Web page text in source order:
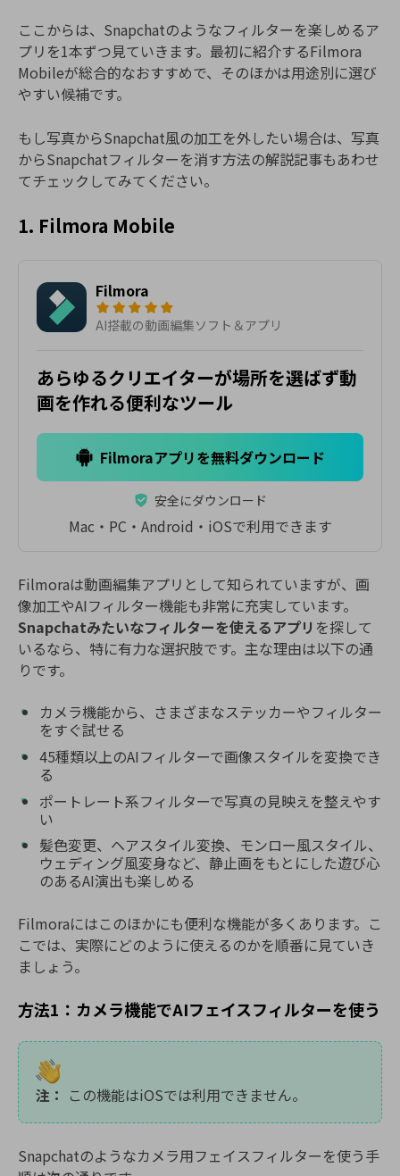
ここからは、Snapchatのようなフィルターを楽しめるア
プリを1本ずつ見ていきます。最初に紹介するFilmora
Mobileが総合的なおすすめで、そのほかは用途別に選び
やすい候補です。
もし写真からSnapchat風の加工を外したい場合は、写真
からSnapchatフィルターを消す方法の解説記事もあわせ
てチェックしてみてください。
1. Filmora Mobile
Filmora
AI搭載の動画編集ソフト＆アプリ
あらゆるクリエイターが場所を選ばず動
画を作れる便利なツール
Filmoraアプリを無料ダウンロード
安全にダウンロード
Mac・PC・Android・iOSで利用できます
Filmoraは動画編集アプリとして知られていますが、画
像加工やAIフィルター機能も非常に充実しています。
Snapchatみたいなフィルターを使えるアプリ を探して
いるなら、特に有力な選択肢です。主な理由は以下の通
りです。
カメラ機能から、さまざまなステッカーやフィルター
をすぐ試せる
45種類以上のAIフィルターで画像スタイルを変換でき
る
ポートレート系フィルターで写真の見映えを整えやす
い
髪色変更、ヘアスタイル変換、モンロー風スタイル、
ウェディング風変身など、静止画をもとにした遊び心
のあるAI演出も楽しめる
Filmoraにはこのほかにも便利な機能が多くあります。こ
こでは、実際にどのように使えるのかを順番に見ていき
ましょう。
方法1：カメラ機能でAIフェイスフィルターを使う
注： この機能はiOSでは利用できません。
Snapchatのようなカメラ用フェイスフィルターを使う手